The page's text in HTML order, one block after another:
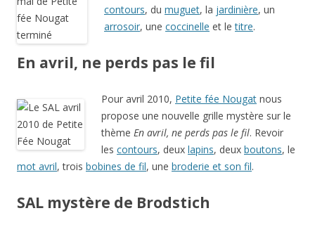
contours, du muguet, la jardinière, un
arrosoir, une coccinelle et letitre.
En avril, ne perds pas le fil
Pour avril 2010, Petite fée Nougat nous
propose une nouvelle grille mystère sur le
thème En avril, ne perds pas le fil. Revoir
les contours, deux lapins, deux boutons, le
mot avril, trois bobines de fil, une broderie et son fil.
SAL mystère de Brodstich